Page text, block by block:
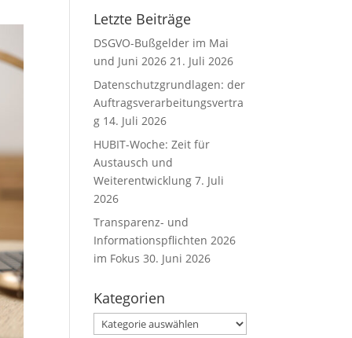
Letzte Beiträge
DSGVO-Bußgelder im Mai
und Juni 2026 21. Juli 2026
Datenschutzgrundlagen: der
Auftragsverarbeitungsvertra
g 14. Juli 2026
HUBIT-Woche: Zeit für
Austausch und
Weiterentwicklung 7. Juli
2026
Transparenz- und
Informationspflichten 2026
im Fokus 30. Juni 2026
Kategorien
Kategorien